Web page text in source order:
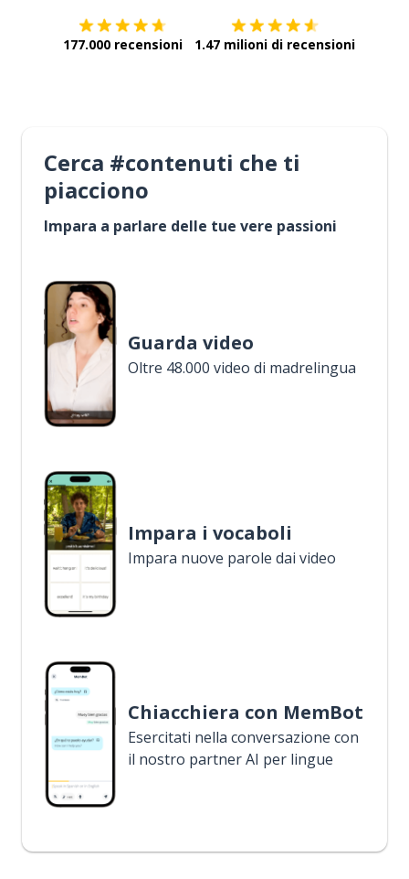
177.000 recensioni 1.47 milioni di recensioni
Cerca #contenuti che ti
piacciono
Impara a parlare delle tue vere passioni
Guarda video
Oltre 48.000 video di madrelingua
Impara i vocaboli
Impara nuove parole dai video
Chiacchiera con MemBot
Esercitati nella conversazione con
il nostro partner AI per lingue